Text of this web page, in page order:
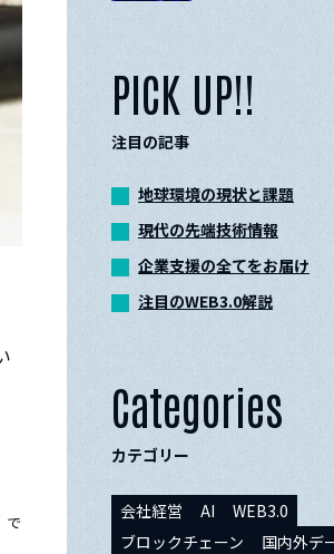
で
PICK UP!!
注目の記事
地球環境の現状と課題
現代の先端技術情報
企業支援の全てをお届け
注目のWEB3.0解説
Categories
カテゴリー
会社経営 AI
WEB3.0
ブロックチェーン
国内外デ